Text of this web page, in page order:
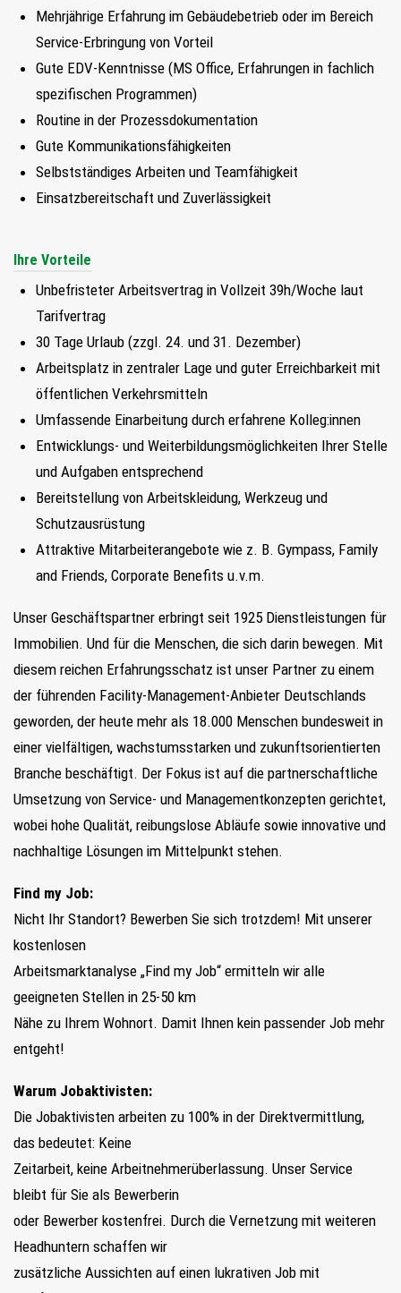
Mehrjährige Erfahrung im Gebäudebetrieb oder im Bereich
Service-Erbringung von Vorteil
Gute EDV-Kenntnisse (MS Office, Erfahrungen in fachlich
spezifischen Programmen)
Routine in der Prozessdokumentation
Gute Kommunikationsfähigkeiten
Selbstständiges Arbeiten und Teamfähigkeit
Einsatzbereitschaft und Zuverlässigkeit
Ihre Vorteile
Unbefristeter Arbeitsvertrag in Vollzeit 39h/Woche laut
Tarifvertrag
30 Tage Urlaub (zzgl. 24. und 31. Dezember)
Arbeitsplatz in zentraler Lage und guter Erreichbarkeit mit
öffentlichen Verkehrsmitteln
Umfassende Einarbeitung durch erfahrene Kolleg:innen
Entwicklungs- und Weiterbildungsmöglichkeiten Ihrer Stelle
und Aufgaben entsprechend
Bereitstellung von Arbeitskleidung, Werkzeug und
Schutzausrüstung
Attraktive Mitarbeiterangebote wie z. B. Gympass, Family
and Friends, Corporate Benefits u.v.m.
Unser Geschäftspartner erbringt seit 1925 Dienstleistungen für
Immobilien. Und für die Menschen, die sich darin bewegen. Mit
diesem reichen Erfahrungsschatz ist unser Partner zu einem
der führenden Facility-Management-Anbieter Deutschlands
geworden, der heute mehr als 18.000 Menschen bundesweit in
einer vielfältigen, wachstumsstarken und zukunftsorientierten
Branche beschäftigt. Der Fokus ist auf die partnerschaftliche
Umsetzung von Service- und Managementkonzepten gerichtet,
wobei hohe Qualität, reibungslose Abläufe sowie innovative und
nachhaltige Lösungen im Mittelpunkt stehen.
Find my Job:
Nicht Ihr Standort? Bewerben Sie sich trotzdem! Mit unserer
kostenlosen
Arbeitsmarktanalyse „Find my Job“ ermitteln wir alle
geeigneten Stellen in 25-50 km
Nähe zu Ihrem Wohnort. Damit Ihnen kein passender Job mehr
entgeht!
Warum Jobaktivisten:
Die Jobaktivisten arbeiten zu 100% in der Direktvermittlung,
das bedeutet: Keine
Zeitarbeit, keine Arbeitnehmerüberlassung. Unser Service
bleibt für Sie als Bewerberin
oder Bewerber kostenfrei. Durch die Vernetzung mit weiteren
Headhuntern schaffen wir
zusätzliche Aussichten auf einen lukrativen Job mit